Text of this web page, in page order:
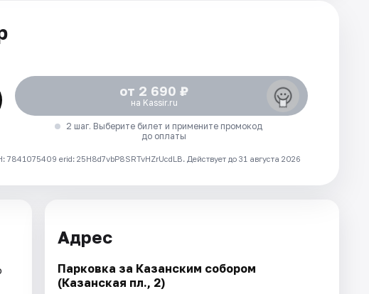
от 2 690 ₽
на Kassir.ru
2 шаг. Выберите билет и примените промокод
до оплаты
erid: 25H8d7vbP8SRTvHZrUcdLB. Действует до 31 августа 2026
Адрес
Парковка за Казанским собором
(Казанская пл., 2)